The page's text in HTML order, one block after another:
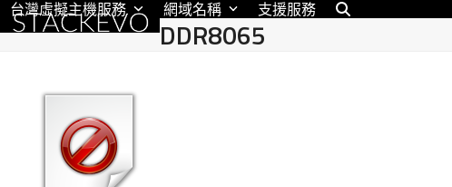
Skip
to
台灣虛擬主機服務 網域名稱 支援服務
DDR8065